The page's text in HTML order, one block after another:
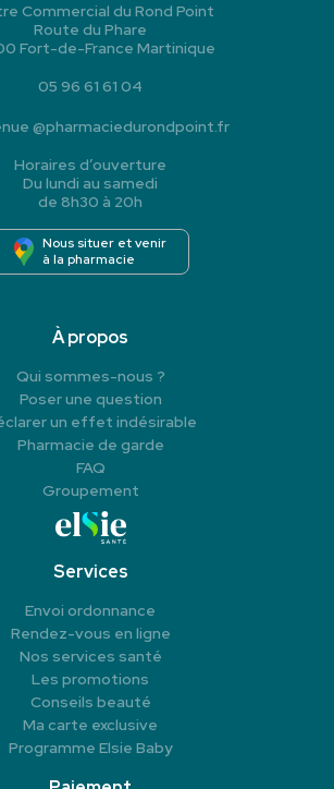
Commercial du Rond Point
Route du Phare
Fort-de-France Martinique
05 96 61 61 04
@pharmaciedurondpoint.fr
Horaires d’ouverture
Du lundi au samedi
de 8h30 à 20h
Nous situer et venir
à la pharmacie
À propos
Qui sommes-nous ?
Poser une question
un effet indésirable
Pharmacie de garde
FAQ
Groupement
Services
Envoi ordonnance
Rendez-vous en ligne
Nos services santé
Les promotions
Conseils beauté
Ma carte exclusive
Programme Elsie Baby